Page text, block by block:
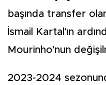
başında transfer
İsmail Kartal'ın
Mourinho'nun
2023-2024